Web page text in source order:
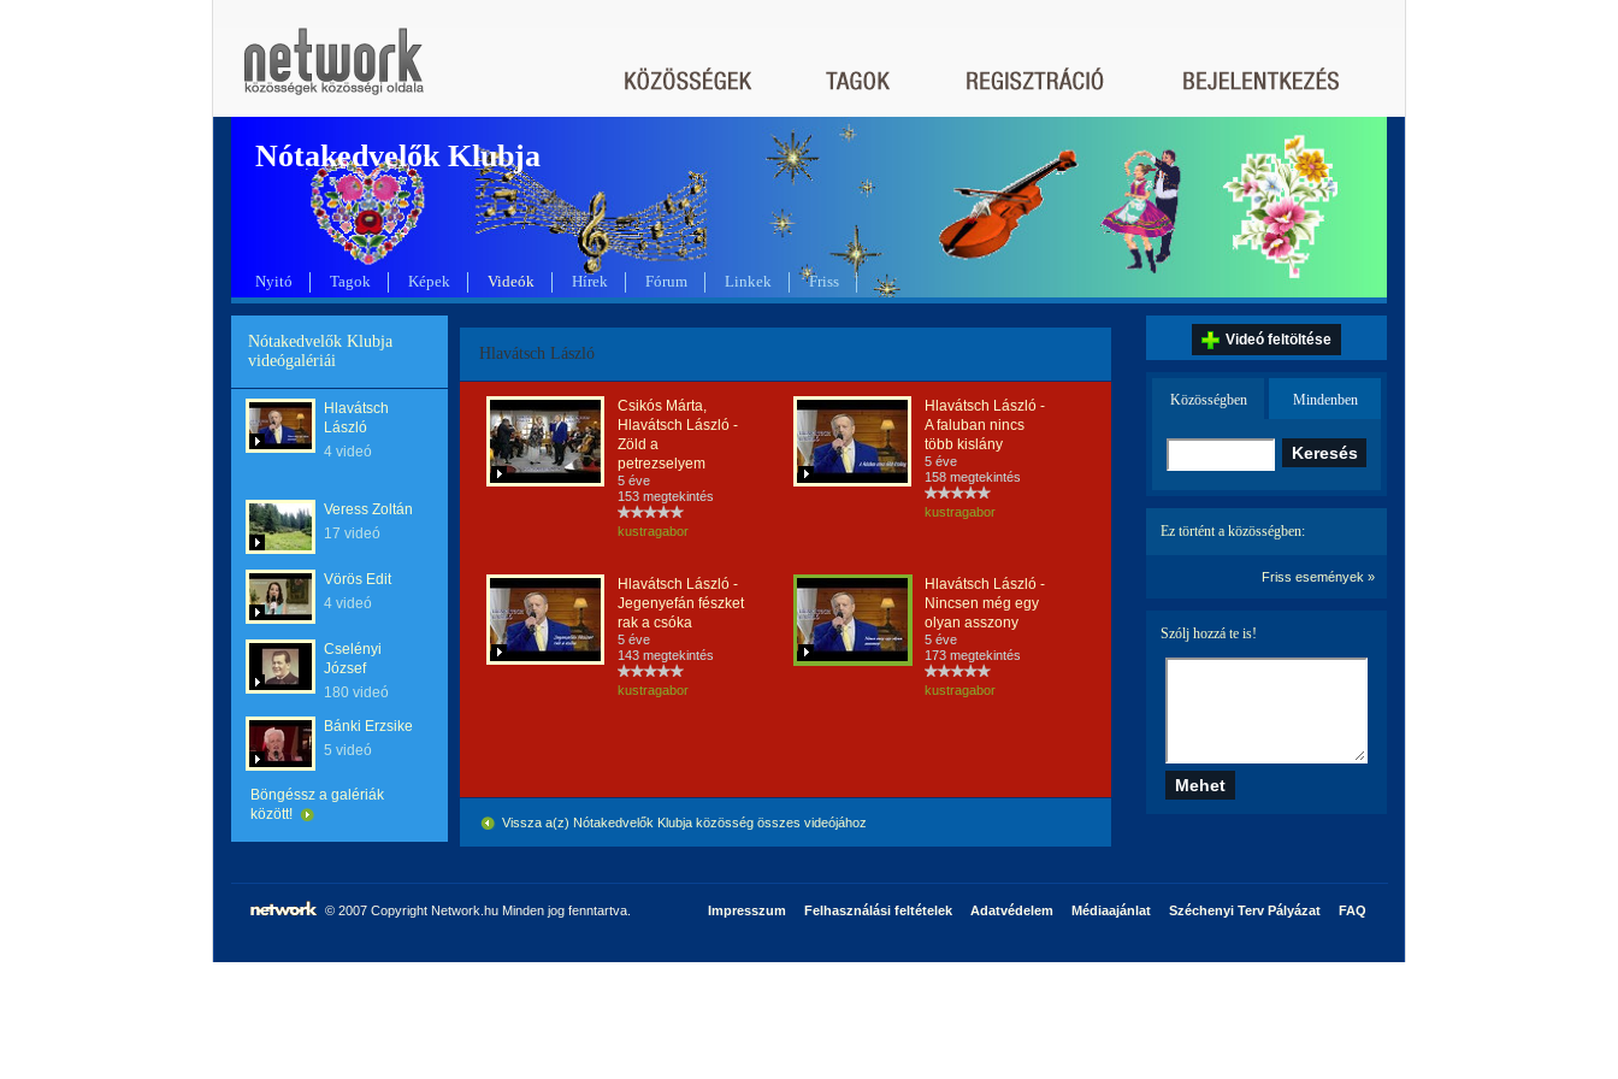
Nótakedvelők Klubja
Nyitó Tagok Képek Videók Hírek Fórum Linkek Friss
Nótakedvelők Klubja
videógalériái
Hlavátsch
László
4 videó
Veress Zoltán
17 videó
Vörös Edit
4 videó
Cselényi
József
180 videó
Bánki Erzsike
5 videó
Böngéssz a galériák
között!
Hlavátsch László
Csikós Márta,
Hlavátsch László -
Zöld a
petrezselyem
5 éve
153 megtekintés
kustragabor
Hlavátsch László -
A faluban nincs
több kislány
5 éve
158 megtekintés
kustragabor
Hlavátsch László -
Jegenyefán fészket
rak a csóka
5 éve
143 megtekintés
kustragabor
Hlavátsch László -
Nincsen még egy
olyan asszony
5 éve
173 megtekintés
kustragabor
Vissza a(z) Nótakedvelők Klubja közösség összes videójához
Videó feltöltése
Közösségben Mindenben
Ez történt a közösségben:
Friss események »
Szólj hozzá te is!
© 2007 Copyright Network.hu Minden jog fenntartva. Impresszum Felhasználási feltételek Adatvédelem Médiaajánlat Széchenyi Terv Pályázat FAQ